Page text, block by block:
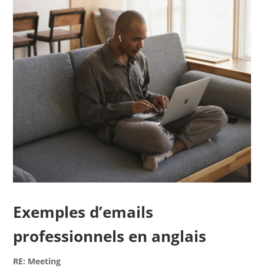
Exemples d’emails
professionnels en anglais
RE: Meeting